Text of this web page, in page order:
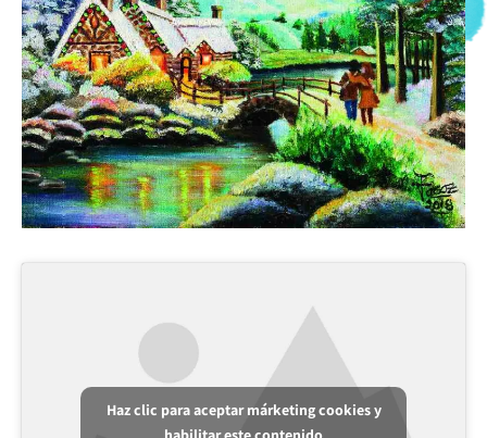
Haz clic para aceptar márketing cookies y